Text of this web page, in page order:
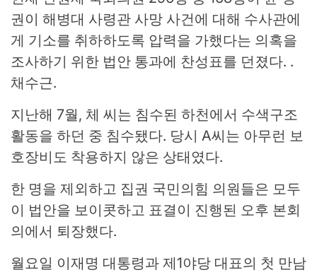
권이 해병대 사령관 사망 사건에 대해 수사관에
게 기소를 취하하도록 압력을 가했다는 의혹을
조사하기 위한 법안 통과에 찬성표를 던졌다. .
채수근.
지난해 7월, 체 씨는 침수된 하천에서 수색구조
활동을 하던 중 침수됐다. 당시 A씨는 아무런 보
호장비도 착용하지 않은 상태였다.
한 명을 제외하고 집권 국민의힘 의원들은 모두
이 법안을 보이콧하고 표결이 진행된 오후 본회
의에서 퇴장했다.
월요일 이재명 대통령과 제1야당 대표의 첫 만남